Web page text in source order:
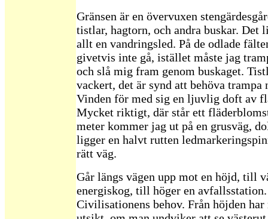
Gränsen är en övervuxen
tistlar, hagtorn, och andra buskar. Det
allt en vandringsled. På de odlade
givetvis inte gå, istället måste jag
och slå mig fram genom buskaget.
vackert, det är synd att behöva trampa
Vinden för med sig en ljuvlig doft av
Mycket riktigt, där står ett
meter kommer jag ut på en grusväg,
ligger en halvt rutten
rätt väg.
Går längs vägen upp mot en höjd, till
energiskog, till höger en avfallsstation.
Civilisationens behov. Från höjden